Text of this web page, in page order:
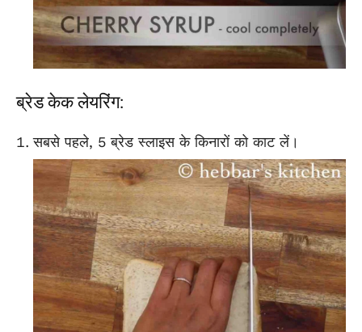
ब्रेड केक लेयरिंग:
सबसे पहले, 5 ब्रेड स्लाइस के किनारों को काट लें।